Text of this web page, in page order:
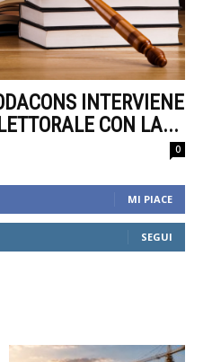
INTERVIENE
CON LA...
0
MI PIACE
SEGUI